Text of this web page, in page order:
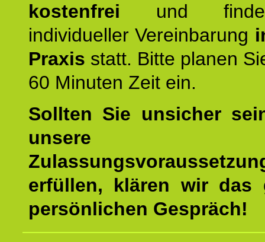
kostenfrei und
individueller Vereinbarung
Praxis statt. Bitte planen
60 Minuten Zeit ein.
Sollten Sie unsicher
unsere
erfüllen, klären wir das
persönlichen Gespräch!